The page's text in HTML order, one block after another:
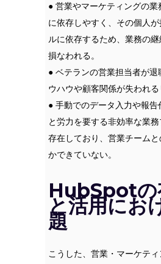
● 営業やマーケティングの業
に依存しやすく、その個人
ルに依存するため、業務の
損なわれる。
● ベテランの営業担当者が退
ウハウや顧客関係が失われる
● 手動でのデータ入力や報告
と労力を要する非効率な業
存在しており、営業チーム
かできていない。
HubSpotの
と活用にお
題
こうした、営業・マーケテ